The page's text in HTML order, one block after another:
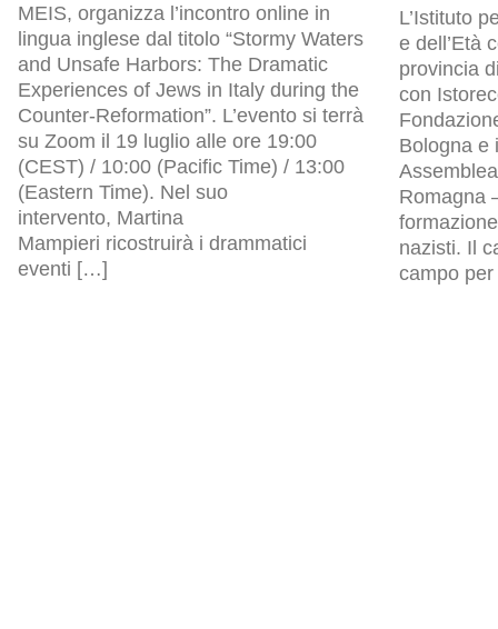
MEIS, organizza l’incontro online in
lingua inglese dal titolo “Stormy Waters
and Unsafe Harbors: The Dramatic
Experiences of Jews in Italy during the
Counter-Reformation”. L’evento si terrà
su Zoom il 19 luglio alle ore 19:00
(CEST) / 10:00 (Pacific Time) / 13:00
(Eastern Time). Nel suo
intervento, Martina
Mampieri ricostruirà i drammatici
eventi […]
L’Istituto
e dell’Età
provincia
con
Bologna e
Romagna
nazisti. Il
campo